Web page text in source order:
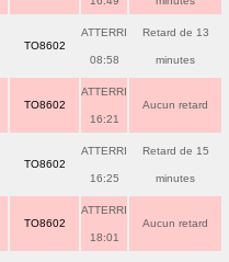
TO8602
ATTERRI
08:58
Retard de 13
minutes
TO8602
ATTERRI
16:21
Aucun retard
TO8602
ATTERRI
16:25
Retard de 15
minutes
TO8602
ATTERRI
18:01
Aucun retard